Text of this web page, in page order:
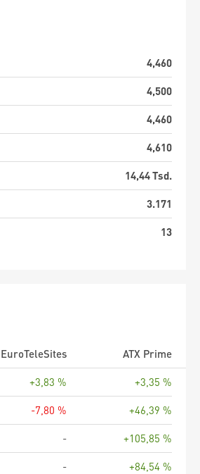
4,460
4,500
4,460
4,610
14,44 Tsd.
3.171
13
EuroTeleSites
ATX Prime
+3,83 %
+3,35 %
-7,80 %
+46,39 %
-
+105,85 %
- +84,54 %